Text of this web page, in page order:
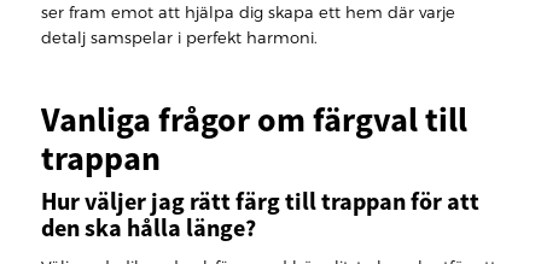
ser fram emot att hjälpa dig skapa ett hem där varje
detalj samspelar i perfekt harmoni.
Vanliga frågor om färgval till
trappan
Hur väljer jag rätt färg till trappan för att
den ska hålla länge?